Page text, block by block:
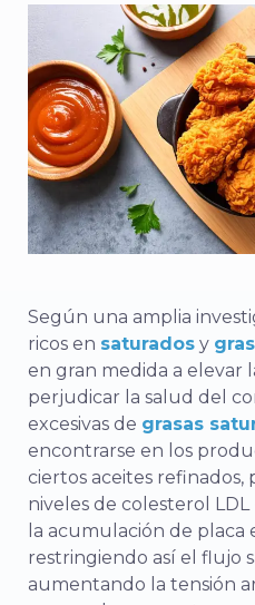
Según una amplia
ricos en saturados y
en gran medida a elevar
perjudicar la salud del
excesivas de grasas
encontrarse en los
ciertos aceites refinados,
niveles de colesterol LDL
la acumulación de placa
restringiendo así el flujo
aumentando la tensión